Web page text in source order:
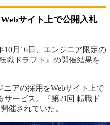
サイト上で公開入札
10月16日、エンジニア限定の
職ドラフト』の開催結果を
ニアの採用をWebサイト上で
ービス。『第21回 転職ド
催されていた。